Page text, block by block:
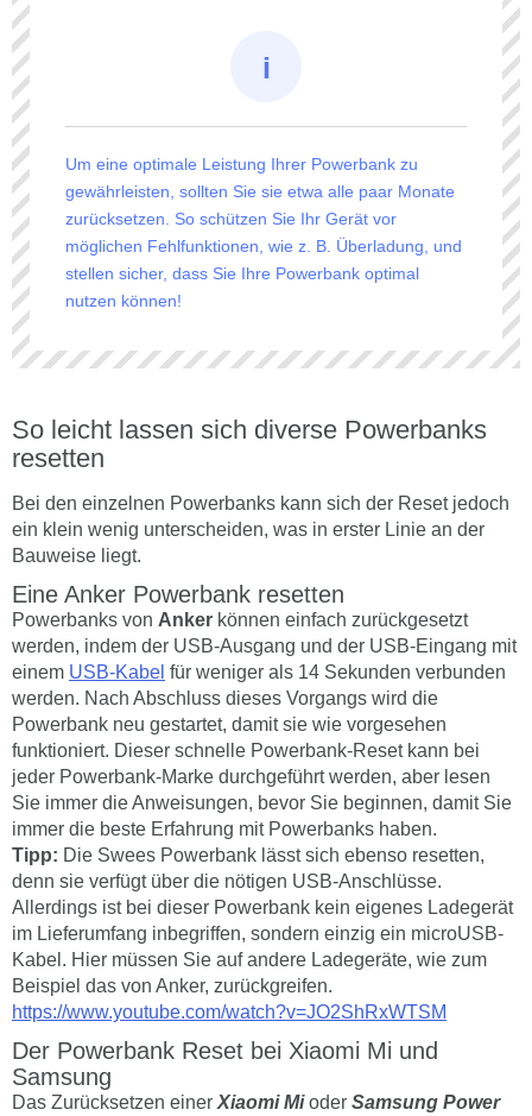
Um eine optimale Leistung Ihrer Powerbank zu
gewährleisten, sollten Sie sie etwa alle paar Monate
zurücksetzen. So schützen Sie Ihr Gerät vor
möglichen Fehlfunktionen, wie z. B. Überladung, und
stellen sicher, dass Sie Ihre Powerbank optimal
nutzen können!
So leicht lassen sich diverse Powerbanks
resetten
Bei den einzelnen Powerbanks kann sich der Reset jedoch
ein klein wenig unterscheiden, was in erster Linie an der
Bauweise liegt.
Eine Anker Powerbank resetten
Powerbanks von Anker können einfach zurückgesetzt
werden, indem der USB-Ausgang und der USB-Eingang mit
einem USB-Kabel für weniger als 14 Sekunden verbunden
werden. Nach Abschluss dieses Vorgangs wird die
Powerbank neu gestartet, damit sie wie vorgesehen
funktioniert. Dieser schnelle Powerbank-Reset kann bei
jeder Powerbank-Marke durchgeführt werden, aber lesen
Sie immer die Anweisungen, bevor Sie beginnen, damit Sie
immer die beste Erfahrung mit Powerbanks haben.
Tipp: Die Swees Powerbank lässt sich ebenso resetten,
denn sie verfügt über die nötigen USB-Anschlüsse.
Allerdings ist bei dieser Powerbank kein eigenes Ladegerät
im Lieferumfang inbegriffen, sondern einzig ein microUSB-
Kabel. Hier müssen Sie auf andere Ladegeräte, wie zum
Beispiel das von Anker, zurückgreifen.
https://www.youtube.com/watch?v=JO2ShRxWTSM
Der Powerbank Reset bei Xiaomi Mi und
Samsung
Das Zurücksetzen einer Xiaomi Mioder Samsung Power